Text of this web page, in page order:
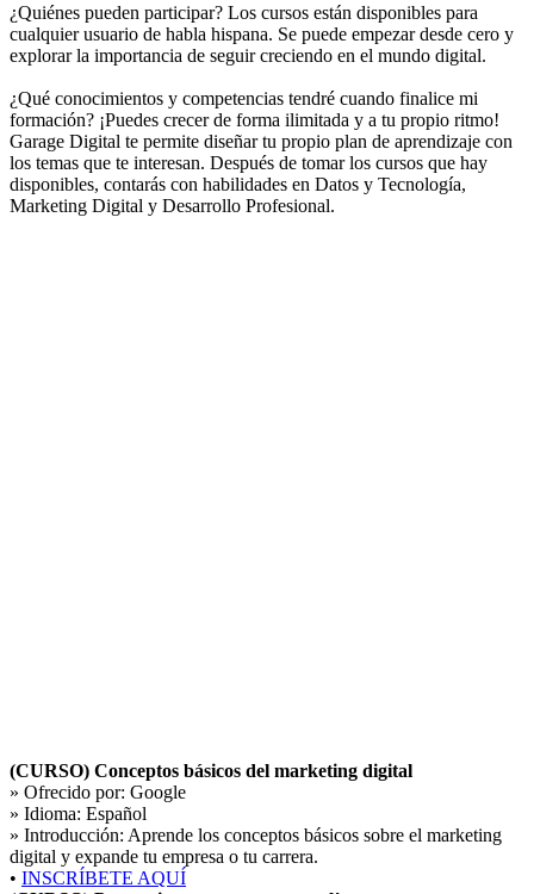
¿Quiénes pueden participar? Los cursos están disponibles para
cualquier usuario de habla hispana. Se puede empezar desde cero y
explorar la importancia de seguir creciendo en el mundo digital.
¿Qué conocimientos y competencias tendré cuando finalice mi
formación? ¡Puedes crecer de forma ilimitada y a tu propio ritmo!
Garage Digital te permite diseñar tu propio plan de aprendizaje con
los temas que te interesan. Después de tomar los cursos que hay
disponibles, contarás con habilidades en Datos y Tecnología,
Marketing Digital y Desarrollo Profesional.
(CURSO) Conceptos básicos del marketing digital
» Ofrecido por: Google
» Idioma: Español
» Introducción: Aprende los conceptos básicos sobre el marketing
digital y expande tu empresa o tu carrera.
• INSCRÍBETE AQUÍ